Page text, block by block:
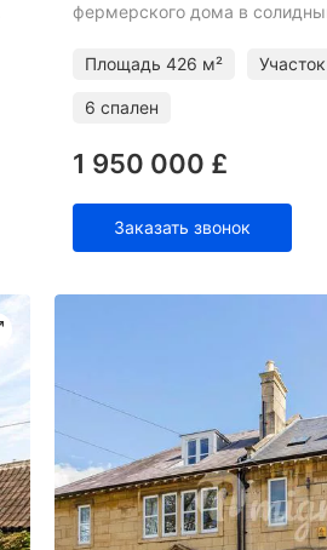
фермерского дома в
современными
Площадь 426 м² Участок
6 спален
1 950 000 £
Заказать звонок